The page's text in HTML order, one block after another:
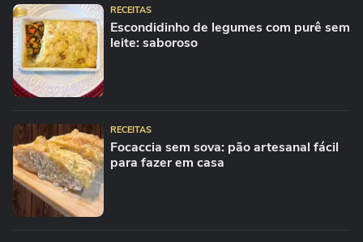
RECEITAS
Escondidinho de legumes com purê sem
leite: saboroso
RECEITAS
Focaccia sem sova: pão artesanal fácil
para fazer em casa